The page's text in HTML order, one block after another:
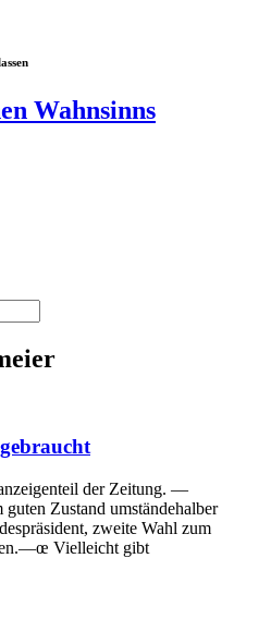
Wahnsinns
der Zeitung. —
Zustand umständehalber
zweite Wahl zum
Vielleicht gibt